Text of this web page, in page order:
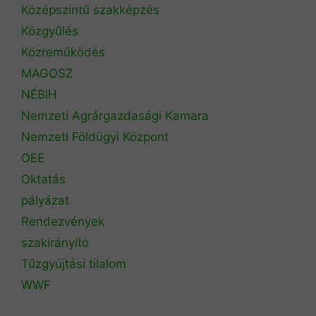
Középszintű szakképzés
Közgyűlés
Közreműködés
MAGOSZ
NÉBIH
Nemzeti Agrárgazdasági Kamara
Nemzeti Földügyi Központ
OEE
Oktatás
pályázat
Rendezvények
szakirányító
Tűzgyújtási tilalom
WWF